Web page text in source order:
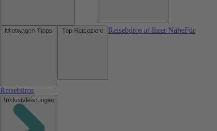
Reisebüros in Ihrer NäheFür
Reisebüros
Inklusivleistungen